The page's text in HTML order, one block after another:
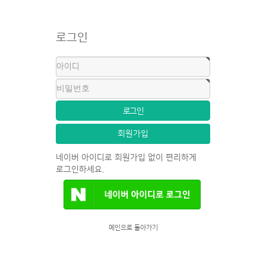
로그인
회원가입
네이버 아이디로 회원가입 없이 편리하게
로그인하세요.
메인으로 돌아가기